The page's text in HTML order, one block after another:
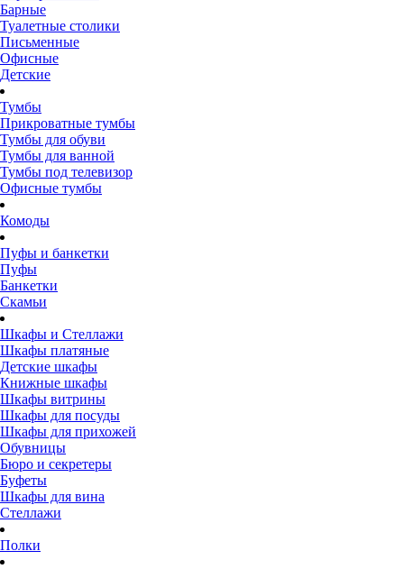
Барные
Туалетные столики
Письменные
Офисные
Детские
Тумбы
Прикроватные тумбы
Тумбы для обуви
Тумбы для ванной
Тумбы под телевизор
Офисные тумбы
Комоды
Пуфы и банкетки
Пуфы
Банкетки
Скамьи
Шкафы и Стеллажи
Шкафы платяные
Детские шкафы
Книжные шкафы
Шкафы витрины
Шкафы для посуды
Шкафы для прихожей
Обувницы
Бюро и секретеры
Буфеты
Шкафы для вина
Стеллажи
Полки